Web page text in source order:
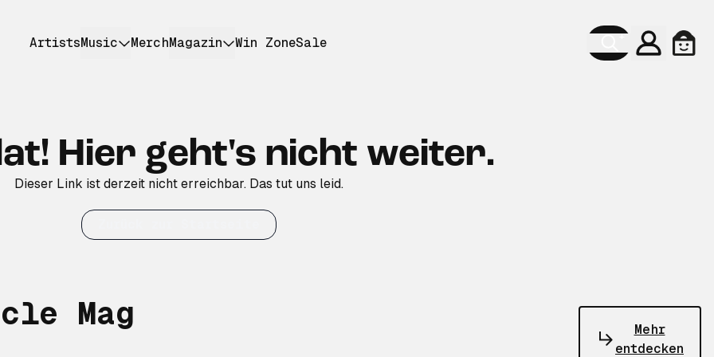
ArtistsMusic MerchMagazin Win ZoneSale
Konto
Hier geht's nicht weiter.
Dieser Link ist derzeit nicht erreichbar. Das tut uns leid.
Mag
Mehr
entdecken